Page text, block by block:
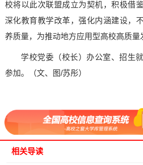
校将以此次联盟成立为契机，积极借
深化教育教学改革，强化内涵建设，
养质量，为推动地方应用型高校高质量
学校党委（校长）办公室、招生
参加。（文、图/苏彤）
相关导读